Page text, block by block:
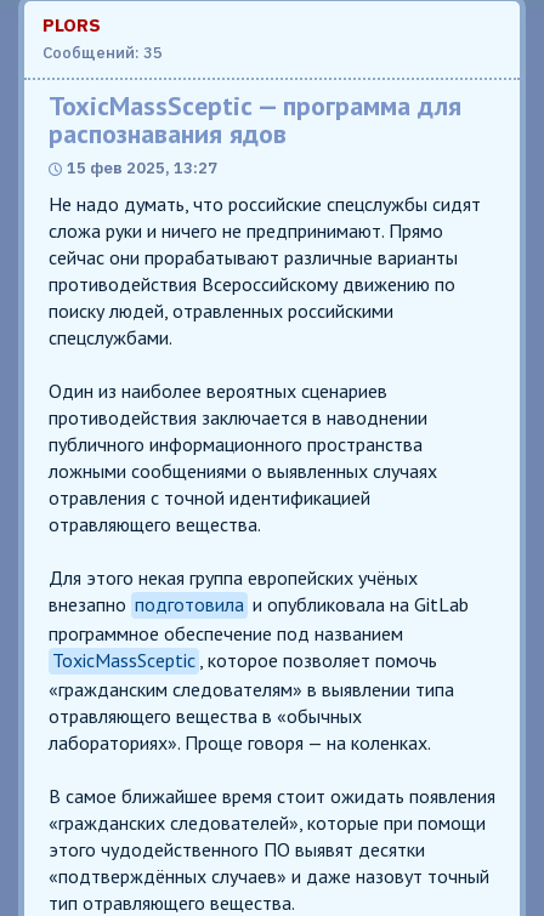
PLORS
Сообщений: 35
ToxicMassSceptic — программа для
распознавания ядов
15 фев 2025, 13:27
Не надо думать, что российские спецслужбы сидят
сложа руки и ничего не предпринимают. Прямо
сейчас они прорабатывают различные варианты
противодействия Всероссийскому движению по
поиску людей, отравленных российскими
спецслужбами.
Один из наиболее вероятных сценариев
противодействия заключается в наводнении
публичного информационного пространства
ложными сообщениями о выявленных случаях
отравления с точной идентификацией
отравляющего вещества.
Для этого некая группа европейских учёных
внезапно подготовила и опубликовала на GitLab
программное обеспечение под названием
ToxicMassSceptic , которое позволяет помочь
«гражданским следователям» в выявлении типа
отравляющего вещества в «обычных
лабораториях». Проще говоря — на коленках.
В самое ближайшее время стоит ожидать появления
«гражданских следователей», которые при помощи
этого чудодейственного ПО выявят десятки
«подтверждённых случаев» и даже назовут точный
тип отравляющего вещества.